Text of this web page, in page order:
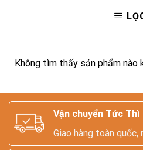
Không tìm thấy sản phẩm nào
Vận chuyển Tức Thì
Giao hàng toàn quốc,